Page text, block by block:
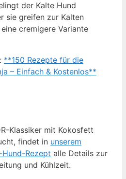
der Kalte Hund
sie greifen zur Kalten
cremigere Variante
**150 Rezepte für die
– Einfach & Kostenlos**
Klassiker mit Kokosfett
findet in unserem
Rezept alle Details zur
und Kühlzeit.